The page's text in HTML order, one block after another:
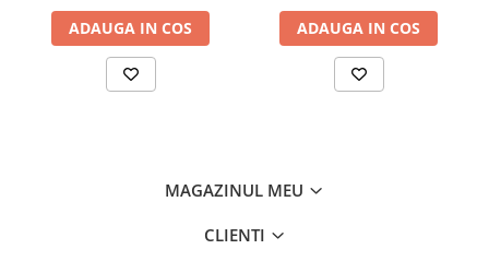
Interval frecventa detectie
Temperatura de operare
Interval de măsurare al tensiunii alternative
Interval de măsurare al tensiunii continue
ADAUGA IN COS ADAUGA IN COS
MAGAZINUL MEU
CLIENTI